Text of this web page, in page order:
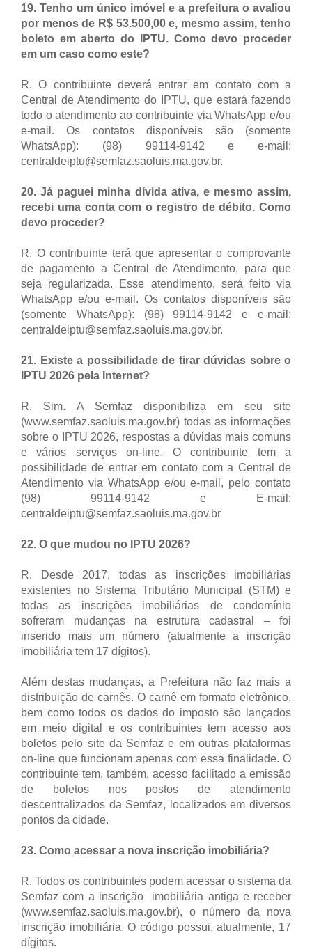
19. Tenho um único imóvel e a prefeitura o avaliou
por menos de R$ 53.500,00 e, mesmo assim, tenho
boleto em aberto do IPTU. Como devo proceder
em um caso como este?
R. O contribuinte deverá entrar em contato com a
Central de Atendimento do IPTU, que estará fazendo
todo o atendimento ao contribuinte via WhatsApp e/ou
e-mail. Os contatos disponíveis são (somente
WhatsApp): (98) 99114-9142 e e-mail:
centraldeiptu@semfaz.saoluis.ma.gov.br.
20. Já paguei minha dívida ativa, e mesmo assim,
recebi uma conta com o registro de débito. Como
devo proceder?
R. O contribuinte terá que apresentar o comprovante
de pagamento a Central de Atendimento, para que
seja regularizada. Esse atendimento, será feito via
WhatsApp e/ou e-mail. Os contatos disponíveis são
(somente WhatsApp): (98) 99114-9142 e e-mail:
centraldeiptu@semfaz.saoluis.ma.gov.br.
21. Existe a possibilidade de tirar dúvidas sobre o
IPTU 2026 pela Internet?
R. Sim. A Semfaz disponibiliza em seu site
(www.semfaz.saoluis.ma.gov.br) todas as informações
sobre o IPTU 2026, respostas a dúvidas mais comuns
e vários serviços on-line. O contribuinte tem a
possibilidade de entrar em contato com a Central de
Atendimento via WhatsApp e/ou e-mail, pelo contato
(98) 99114-9142 e
E-mail:
centraldeiptu@semfaz.saoluis.ma.gov.br
22. O que mudou no IPTU 2026?
R. Desde 2017, todas as inscrições imobiliárias
existentes no Sistema Tributário Municipal (STM) e
todas as inscrições imobiliárias de condomínio
sofreram mudanças na estrutura cadastral – foi
inserido mais um número (atualmente a inscrição
imobiliária tem 17 dígitos).
Além destas mudanças, a Prefeitura não faz mais a
distribuição de carnês. O carnê em formato eletrônico,
bem como todos os dados do imposto são lançados
em meio digital e os contribuintes tem acesso aos
boletos pelo site da Semfaz e em outras plataformas
on-line que funcionam apenas com essa finalidade. O
contribuinte tem, também, acesso facilitado a emissão
de boletos nos postos de atendimento
descentralizados da Semfaz, localizados em diversos
pontos da cidade.
23. Como acessar a nova inscrição imobiliária?
R. Todos os contribuintes podem acessar o sistema da
Semfaz com a inscrição imobiliária antiga e receber
(www.semfaz.saoluis.ma.gov.br), o número da nova
inscrição imobiliária. O código possui, atualmente, 17
dígitos.